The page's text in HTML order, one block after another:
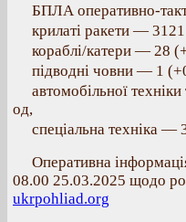
БПЛА оперативно-
крилаті ракети —
кораблі/катери — 28
підводні човни — 1
автомобільної
од,
спеціальна техніка —
Оперативна
08.00 25.03.2025 щодо
ukrpohliad.org